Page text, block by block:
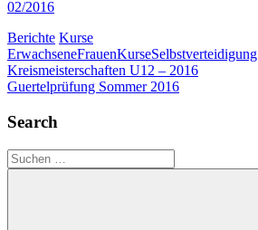
02/2016
Berichte Kurse
ErwachseneFrauenKurseSelbstverteidigung
Beitragsnavigation
Vorheriger
Beitrag:
Kreismeisterschaften U12 – 2016
Nächster
Guertelprüfung Sommer 2016
Search
Suchen
nach: